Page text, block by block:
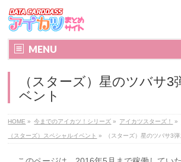
MENU
（スターズ）星のツバサ
ベント
HOME » 今までのアイカツ！シリーズ » アイカツスターズ！ »
（スターズ）スペシャルイベント » （スターズ）星のツバサ3